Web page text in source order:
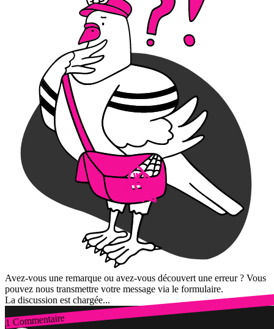
Avez-vous une remarque ou avez-vous découvert une erreur ? Vous
pouvez nous transmettre votre message via le formulaire.
La discussion est chargée...
1 Commentaire
Connexion